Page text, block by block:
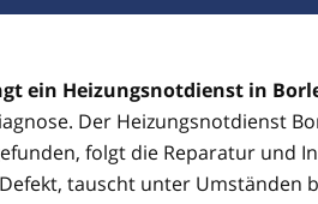
ein Heizungsnotdienst in
Der Heizungsnotdienst
folgt die Reparatur und
tauscht unter Umständen